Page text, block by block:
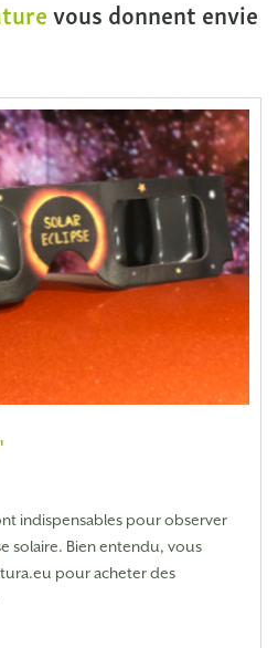
vous donnent envie
indispensables pour observer
solaire. Bien entendu, vous
pour acheter des